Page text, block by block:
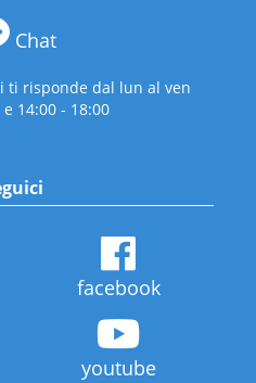
Chat
ti risponde dal lun al ven
14:00 - 18:00
facebook
youtube